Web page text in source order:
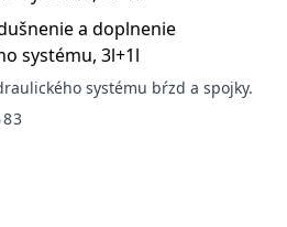
a doplnenie
systému, 3l+1l
systému bŕzd a spojky.